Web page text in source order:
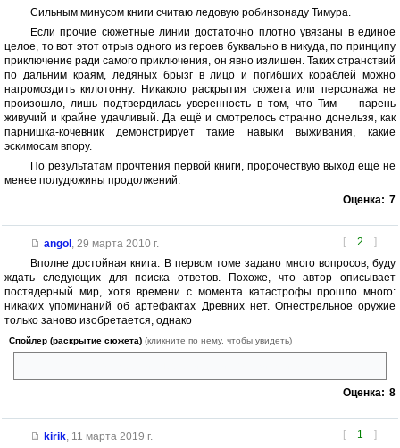
Сильным минусом книги считаю ледовую робинзонаду Тимура.
Если прочие сюжетные линии достаточно плотно увязаны в единое
целое, то вот этот отрыв одного из героев буквально в никуда, по принципу
приключение ради самого приключения, он явно излишен. Таких странствий
по дальним краям, ледяных брызг в лицо и погибших кораблей можно
нагромоздить килотонну. Никакого раскрытия сюжета или персонажа не
произошло, лишь подтвердилась уверенность в том, что Тим — парень
живучий и крайне удачливый. Да ещё и смотрелось странно донельзя, как
парнишка-кочевник демонстрирует такие навыки выживания, какие
эскимосам впору.
По результатам прочтения первой книги, пророчествую выход ещё не
менее полудюжины продолжений.
Оценка: 7
[ 2 ]
angol, 29 марта 2010 г.
Вполне достойная книга. В первом томе задано много вопросов, буду
ждать следующих для поиска ответов. Похоже, что автор описывает
постядерный мир, хотя времени с момента катастрофы прошло много:
никаких упоминаний об артефактах Древних нет. Огнестрельное оружие
только заново изобретается, однако
Спойлер (раскрытие сюжета) (кликните по нему, чтобы увидеть)
Оценка: 8
[ 1 ]
kirik, 11 марта 2019 г.